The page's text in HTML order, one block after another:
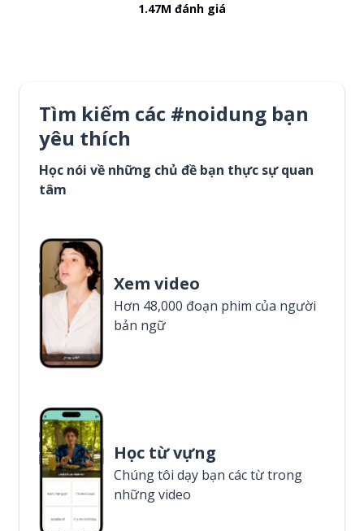
1.47M đánh giá
Tìm kiếm các #noidung bạn
yêu thích
Học nói về những chủ đề bạn thực sự quan
tâm
Xem video
Hơn 48,000 đoạn phim của người
bản ngữ
Học từ vựng
Chúng tôi dạy bạn các từ trong
những video